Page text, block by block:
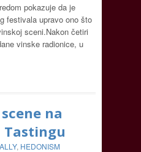
pokazuje da je
festivala upravo ono što
sceni.Nakon četiri
vinske radionice, u
na
, HEDONISM